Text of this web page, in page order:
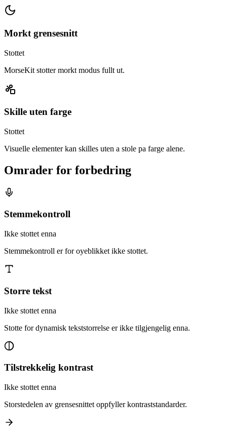
Morkt grensesnitt
Stottet
MorseKit stotter morkt modus fullt ut.
Skille uten farge
Stottet
Visuelle elementer kan skilles uten a stole pa farge alene.
Omrader for forbedring
Stemmekontroll
Ikke stottet enna
Stemmekontroll er for oyeblikket ikke stottet.
Storre tekst
Ikke stottet enna
Stotte for dynamisk tekststorrelse er ikke tilgjengelig enna.
Tilstrekkelig kontrast
Ikke stottet enna
Storstedelen av grensesnittet oppfyller kontraststandarder.